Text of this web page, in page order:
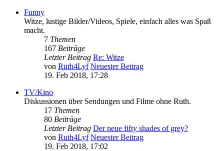
Funny
Witze, lustige Bilder/Videos, Spiele, einfach alles was Spaß
macht.
7 Themen
167 Beiträge
Letzter Beitrag Re: Witze
von Ruth4Lyf Neuester Beitrag
19. Feb 2018, 17:28
TV/Kino
Diskussionen über Sendungen und Filme ohne Ruth.
17 Themen
80 Beiträge
Letzter Beitrag Der neue fifty shades of grey?
von Ruth4Lyf Neuester Beitrag
19. Feb 2018, 17:02